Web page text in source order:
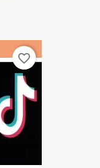
favorite_border